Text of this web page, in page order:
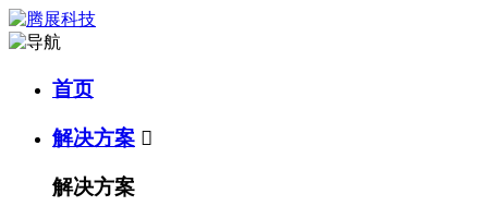
首页
解决方案 
解决方案